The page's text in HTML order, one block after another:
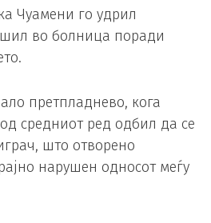
Чуамени го удрил
во болница поради
претпладнево, кога
од средниот ред одбил да се
што отворено
нарушен односот меѓу